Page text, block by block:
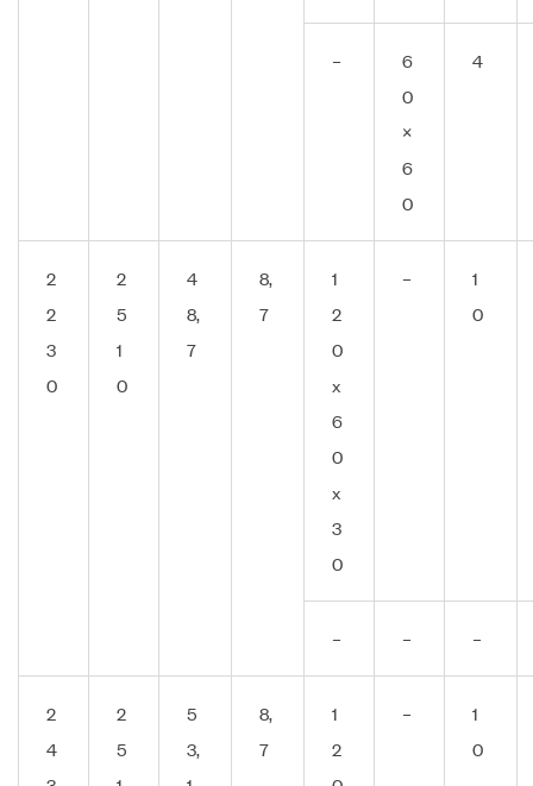
–
6
0
×
6
0
4
2
2
3
0
2
5
1
0
4
8,
7
8,
7
1
2
0
x
6
0
x
3
0
–
1
0
– – –
2
4
2
5
5
3,
8,
7
1
2
–
1
0